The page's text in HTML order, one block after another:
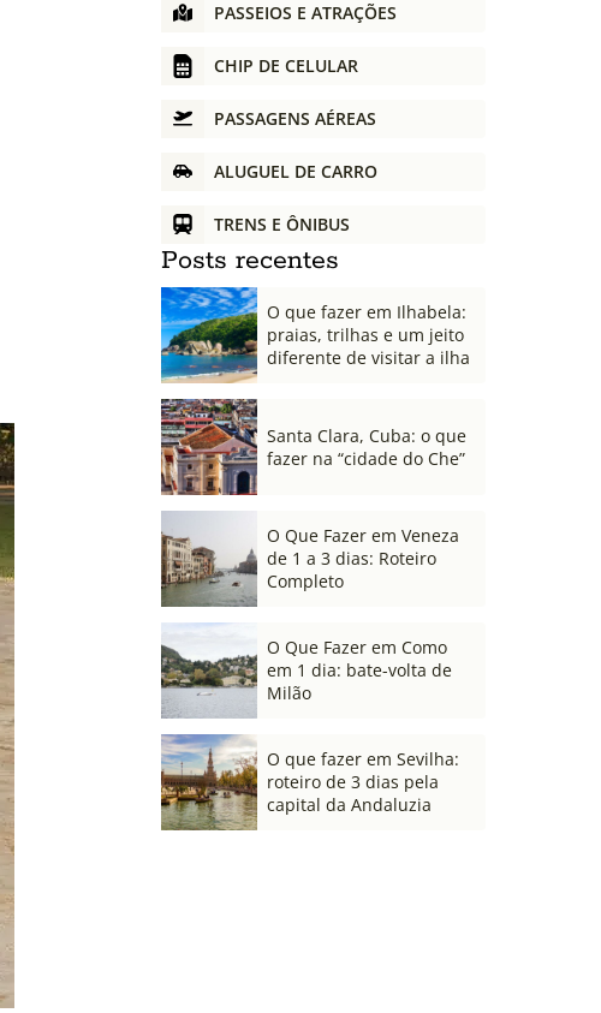
PASSEIOS E ATRAÇÕES
CHIP DE CELULAR
PASSAGENS AÉREAS
ALUGUEL DE CARRO
TRENS E ÔNIBUS
Posts recentes
O que fazer em Ilhabela:
praias, trilhas e um jeito
diferente de visitar a ilha
Santa Clara, Cuba: o que
fazer na “cidade do Che”
O Que Fazer em Veneza
de 1 a 3 dias: Roteiro
Completo
O Que Fazer em Como
em 1 dia: bate-volta de
Milão
O que fazer em Sevilha:
roteiro de 3 dias pela
capital da Andaluzia